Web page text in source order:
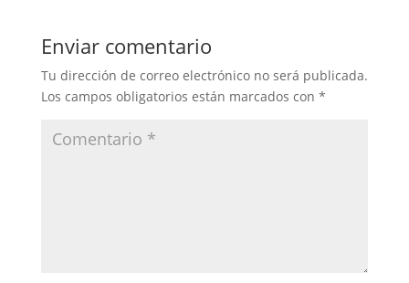
Enviar comentario
Tu dirección de correo electrónico no será publicada.
Los campos obligatorios están marcados con *